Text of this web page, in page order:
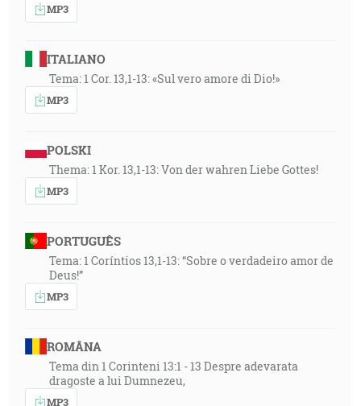
MP3
ITALIANO
Tema: 1 Cor. 13,1-13: «Sul vero amore di Dio!»
MP3
POLSKI
Thema: 1 Kor. 13,1-13: Von der wahren Liebe Gottes!
MP3
PORTUGUÊS
Tema: 1 Coríntios 13,1-13: “Sobre o verdadeiro amor de
Deus!”
MP3
ROMÂNA
Tema din 1 Corinteni 13:1 - 13 Despre adevarata
dragoste a lui Dumnezeu,
MP3